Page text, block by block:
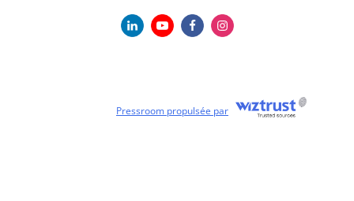
Pressroom propulsée par